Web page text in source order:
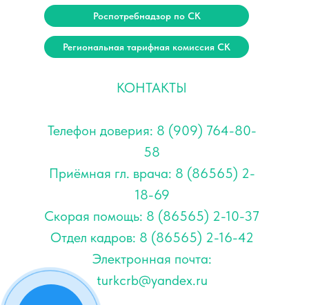
КОНТАКТЫ
Телефон доверия: 8 (909) 764-80-
58
Приёмная гл. врача: 8 (86565) 2-
18-69
Скорая помощь: 8 (86565) 2-10-37
Отдел кадров: 8 (86565) 2-16-42
Электронная почта:
turkcrb@yandex.ru
Роспотребнадзор по СК
Региональная тарифная комиссия СК